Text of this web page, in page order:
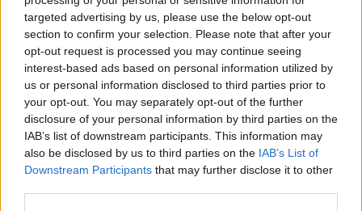
targeted advertising by us, please use the below opt-out
section to confirm your selection. Please note that after your
opt-out request is processed you may continue seeing
interest-based ads based on personal information utilized by
us or personal information disclosed to third parties prior to
your opt-out. You may separately opt-out of the further
disclosure of your personal information by third parties on the
IAB’s list of downstream participants. This information may
also be disclosed by us to third parties on the IAB’s List of
Downstream Participants that may further disclose it to other
klausėsi sėkmės istorijų apie verslo augimą
regionuose – nuo mažų šeimos įmonių iki
tarptautinėse rinkose veikiančių bendrovių.
Renginio lankytojai visos dienos metu galėjo
susipažinti su naujausiais verslo sprendimais,
technologijomis, mobilumo inovacijomis bei
užmegzti naujus kontaktus. Konferencijoje